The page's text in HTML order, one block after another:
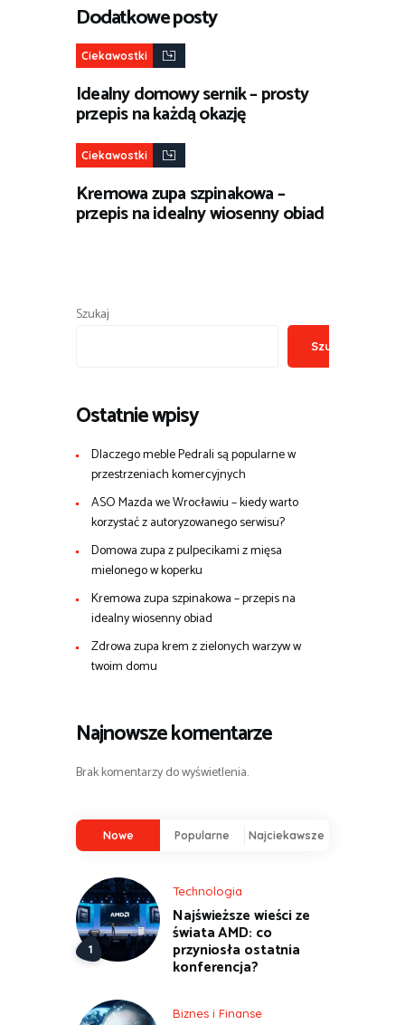
Dodatkowe posty
Ciekawostki
Idealny domowy sernik – prosty
przepis na każdą okazję
Ciekawostki
Kremowa zupa szpinakowa –
przepis na idealny wiosenny obiad
Szukaj
Szukaj
Ostatnie wpisy
Dlaczego meble Pedrali są popularne w
przestrzeniach komercyjnych
ASO Mazda we Wrocławiu – kiedy warto
korzystać z autoryzowanego serwisu?
Domowa zupa z pulpecikami z mięsa
mielonego w koperku
Kremowa zupa szpinakowa – przepis na
idealny wiosenny obiad
Zdrowa zupa krem z zielonych warzyw w
twoim domu
Najnowsze komentarze
Brak komentarzy do wyświetlenia.
Nowe Popularne Najciekawsze
Technologia
Najświeższe wieści ze
świata AMD: co
przyniosła ostatnia
konferencja?
Biznes i Finanse